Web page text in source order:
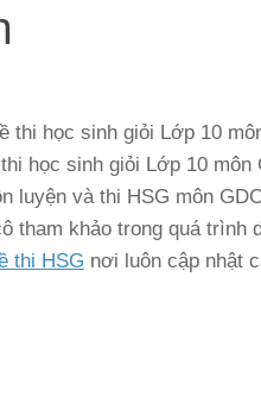
thi học sinh giỏi Lớp 10
học sinh giỏi Lớp 10 môn
luyện và thi HSG môn
tham khảo trong quá trình
thi HSG nơi luôn cập nhật